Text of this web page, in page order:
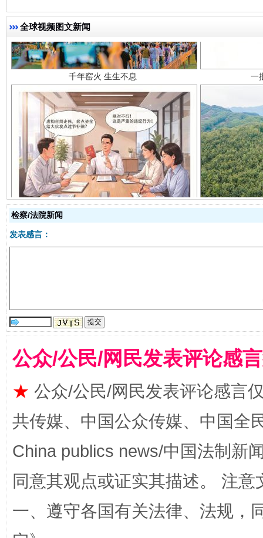
全球视频图文新闻
揭开“小金库”的免责幌子
受贿1.44亿！段成刚被判无期
检察/法院新闻
发表感言：
公众/公民/网民发表评论感
★ 公众/公民/网民发表评论感言
共传媒、中国公众传媒、中国全
China publics news/中国法制新
同意其观点或证实其描述。 注
一、遵守各国有关法律、法规，